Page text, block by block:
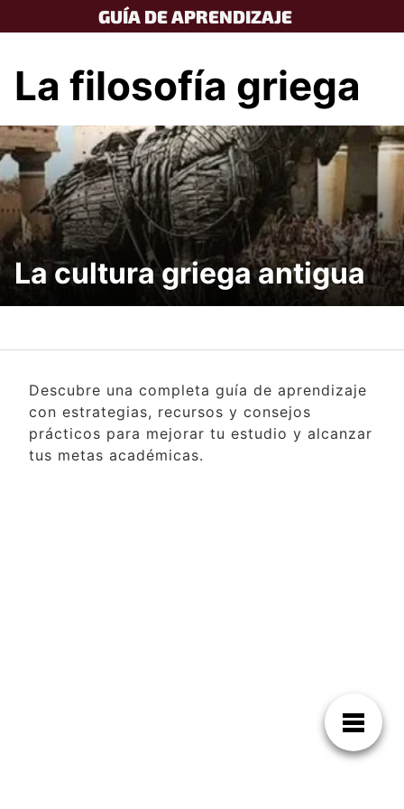
to
GUÍA DE APRENDIZAJE
La filosofía griega
La cultura griega antigua
Descubre una completa guía de aprendizaje
con estrategias, recursos y consejos
prácticos para mejorar tu estudio y alcanzar
tus metas académicas.